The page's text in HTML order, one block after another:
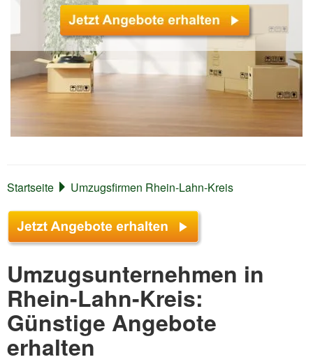
Startseite Umzugsfirmen Rhein-Lahn-Kreis
Umzugsunternehmen in
Rhein-Lahn-Kreis:
Günstige Angebote
erhalten